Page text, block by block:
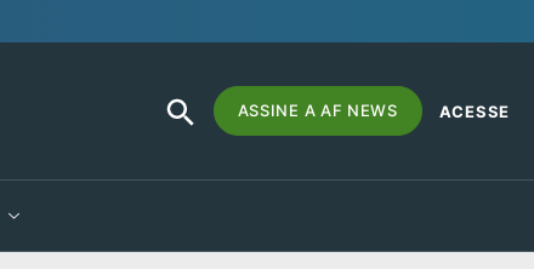
Search
for:
SEARCH
BUTTON
ASSINE A AF NEWS ACESSE